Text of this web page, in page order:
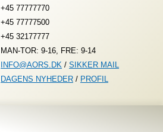
+45 77777770
+45 77777500
+45 32177777
MAN-TOR: 9-16, FRE: 9-14
INFO@AORS.DK / SIKKER MAIL
DAGENS NYHEDER / PROFIL